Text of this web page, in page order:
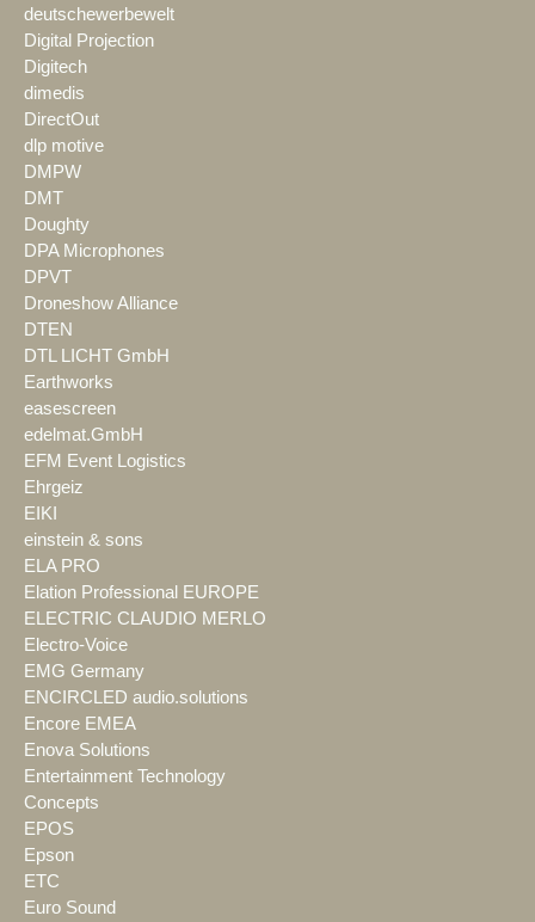
deutschewerbewelt
Digital Projection
Digitech
dimedis
DirectOut
dlp motive
DMPW
DMT
Doughty
DPA Microphones
DPVT
Droneshow Alliance
DTEN
DTL LICHT GmbH
Earthworks
easescreen
edelmat.GmbH
EFM Event Logistics
Ehrgeiz
EIKI
einstein & sons
ELA PRO
Elation Professional EUROPE
ELECTRIC CLAUDIO MERLO
Electro-Voice
EMG Germany
ENCIRCLED audio.solutions
Encore EMEA
Enova Solutions
Entertainment Technology
Concepts
EPOS
Epson
ETC
Euro Sound